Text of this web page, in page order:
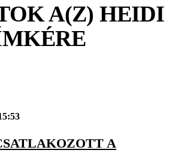
A(Z) HEIDI
A